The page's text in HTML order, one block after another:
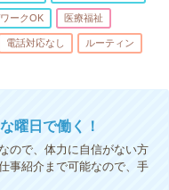
ークOK 医療福祉
電話対応なし ルーティン
曜日で働く！
ので、体力に自信がない方
事紹介まで可能なので、手